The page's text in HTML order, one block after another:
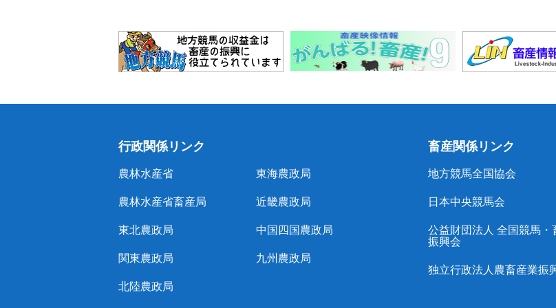
行政関係リンク
農林水産省
農林水産省畜産局
東北農政局
関東農政局
北陸農政局
東海農政局
近畿農政局
中国四国農政局
九州農政局
畜産関係リンク
地方競馬全国協会
日本中央競馬会
公益財団法人 全国競馬・
振興会
独立行政法人農畜産業振